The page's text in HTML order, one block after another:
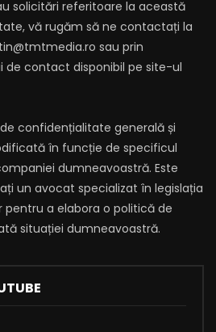
solicitări referitoare la această
vă rugăm să ne contactați la
sau prin
de contact disponibil pe site-ul
confidențialitate generală și
în funcție de specificul
dumneavoastră. Este
un avocat specializat în legislația
a elabora o politică de
situației dumneavoastră.